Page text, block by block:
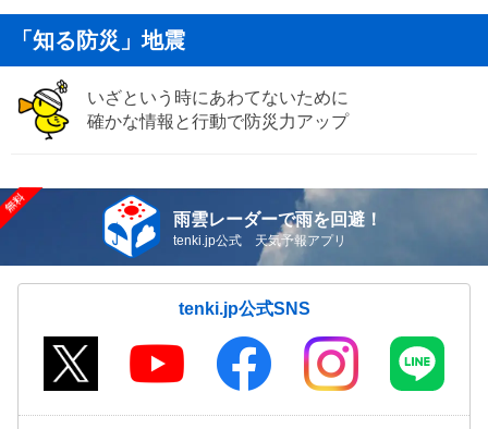
「知る防災」地震
いざという時にあわてないために
確かな情報と行動で防災力アップ
雨雲レーダーで雨を回避！
tenki.jp公式 天気予報アプリ
tenki.jp公式SNS